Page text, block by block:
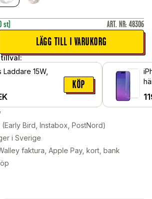
st) ART. NR: 48306
LÄGG TILL I VARUKORG
tillval:
Laddare 15W,
KÖP
Bird, Instabox, PostNord)
i Sverige
faktura, Apple Pay, kort, bank